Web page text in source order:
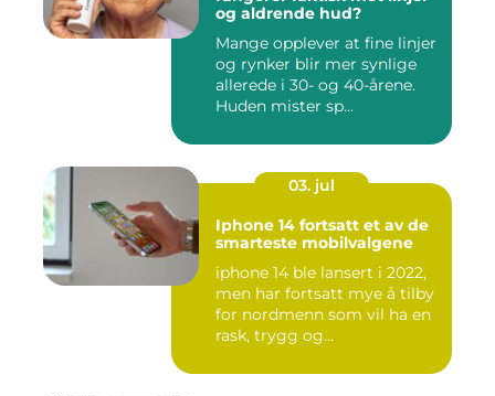
og aldrende hud?
Mange opplever at fine linjer
og rynker blir mer synlige
allerede i 30- og 40-årene.
Huden mister sp...
03. jul
Iphone 14 fortsatt et av de
smarteste mobilvalgene
iphone 14 ble lansert i 2022,
men har fortsatt mye å tilby
for nordmenn som vil ha en
rask, trygg og...